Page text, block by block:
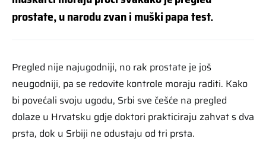
prostate, u narodu zvan i muški papa test.
Pregled nije najugodniji, no rak prostate je još
neugodniji, pa se redovite kontrole moraju raditi. Kako
bi povećali svoju ugodu, Srbi sve češće na pregled
dolaze u Hrvatsku gdje doktori prakticiraju zahvat s dva
prsta, dok u Srbiji ne odustaju od tri prsta.